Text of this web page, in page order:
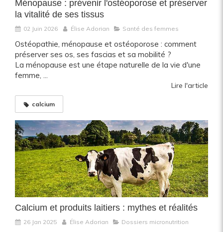
Ménopause : prévenir l'ostéoporose et préserver
la vitalité de ses tissus
02 Juin 2026 Élise Adorian Santé des femmes
Ostéopathie, ménopause et ostéoporose : comment
préserver ses os, ses fascias et sa mobilité ?
La ménopause est une étape naturelle de la vie d'une
femme, ...
Lire l'article
calcium
Calcium et produits laitiers : mythes et réalités
26 Jan 2025 Élise Adorian Dossiers micronutrition